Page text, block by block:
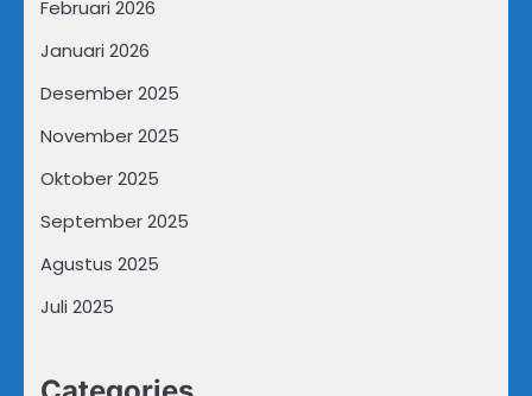
Februari 2026
Januari 2026
Desember 2025
November 2025
Oktober 2025
September 2025
Agustus 2025
Juli 2025